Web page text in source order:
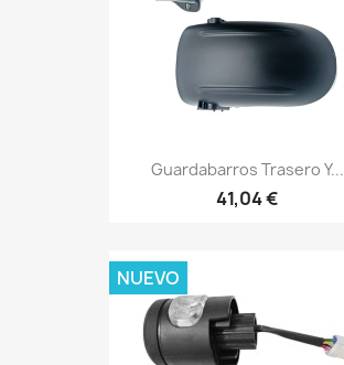
Guardabarros Trasero Y...
41,04 €
NUEVO